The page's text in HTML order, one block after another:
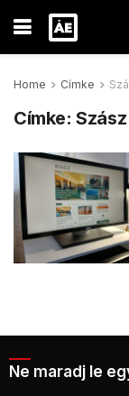
Home Címke
Címke:
Ne maradj le